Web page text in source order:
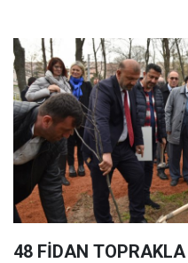
48 FİDAN